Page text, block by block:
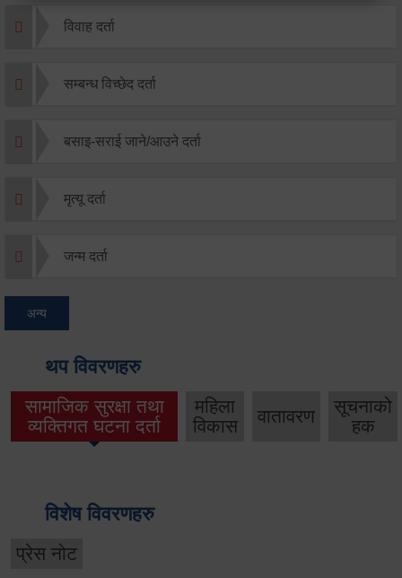
विवाह दर्ता
सम्बन्ध विच्छेद दर्ता
बसाइ-सराई जाने/आउने दर्ता
मृत्यू दर्ता
जन्म दर्ता
अन्य
थप विवरणहरु
सामाजिक सुरक्षा तथा
व्यक्तिगत घटना दर्ता
महिला
विकास
वातावरण
सूचनाको
हक
विशेष विवरणहरु
प्रेस नोट